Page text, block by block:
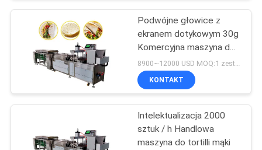
Maszyna do
sortowania kolorów
Maszyna do
Podwójne głowice z
ekranem dotykowym 30g
Komercyjna maszyna do
tortilli
8900~12000 USD MOQ:1 zestaw
KONTAKT
Intelektualizacja 2000
sztuk / h Handlowa
maszyna do tortilli mąki